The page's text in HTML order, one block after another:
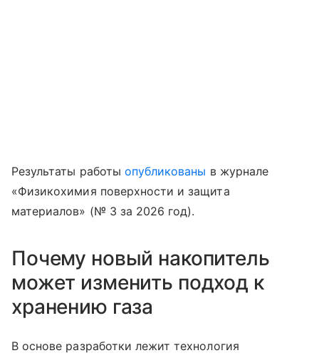
Результаты работы опубликованы в журнале
«Физикохимия поверхности и защита
материалов» (№ 3 за 2026 год).
Почему новый накопитель
может изменить подход к
хранению газа
В основе разработки лежит технология